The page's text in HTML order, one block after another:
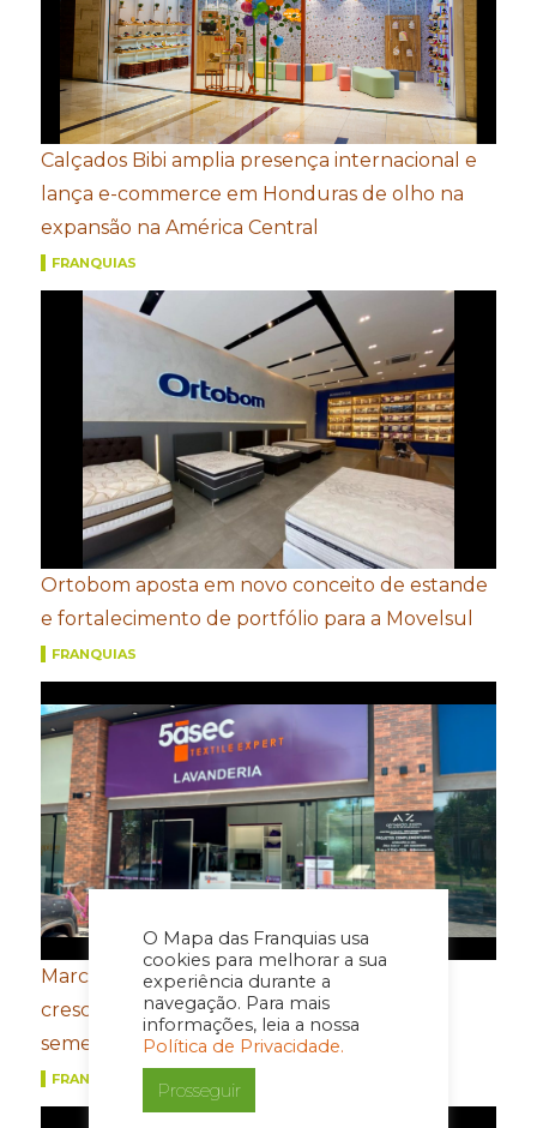
O Mapa das Franquias usa
cookies para melhorar a sua
experiência durante a
navegação. Para mais
informações, leia a nossa
Política de Privacidade.
Prosseguir
Calçados Bibi amplia presença internacional e
lança e-commerce em Honduras de olho na
expansão na América Central
FRANQUIAS
Ortobom aposta em novo conceito de estande
e fortalecimento de portfólio para a Movelsul
FRANQUIAS
Marcas do Grupo FROTH registram
crescimento de dois dígitos no primeiro
semestre
FRANQUIAS